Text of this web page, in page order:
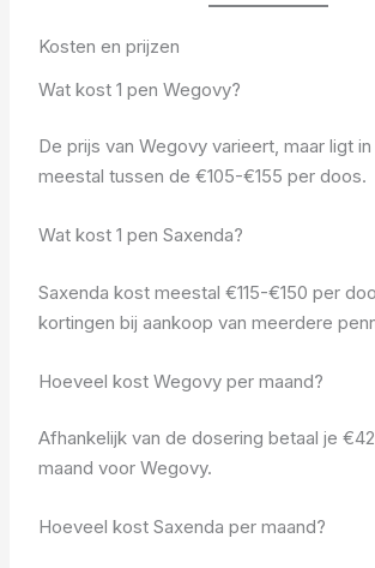
Kosten en prijzen
Wat kost 1 pen Wegovy?
De prijs van Wegovy varieert, maar ligt
meestal tussen de €105-€155 per doos.
Wat kost 1 pen Saxenda?
Saxenda kost meestal €115-€150 per
kortingen bij aankoop van meerdere
Hoeveel kost Wegovy per maand?
Afhankelijk van de dosering betaal je
maand voor Wegovy.
Hoeveel kost Saxenda per maand?